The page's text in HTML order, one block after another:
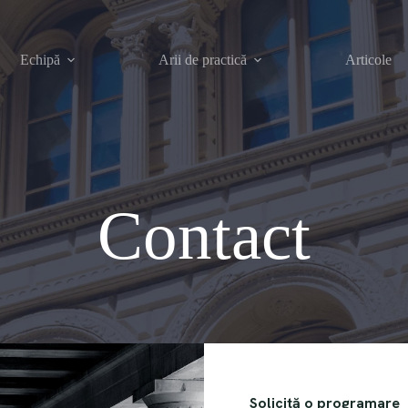
Echipă Arii de practică Articole
Contact
Solicită o programare